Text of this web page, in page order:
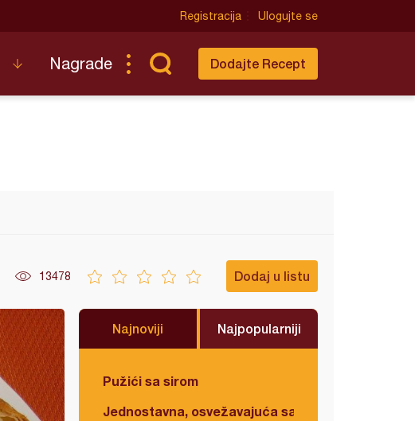
Registracija Ulogujte se
Nagrade Dodajte Recept
13478 Dodaj u listu
Najnoviji Najpopularniji
Pužići sa sirom
Jednostavna, osvežavajuća salata